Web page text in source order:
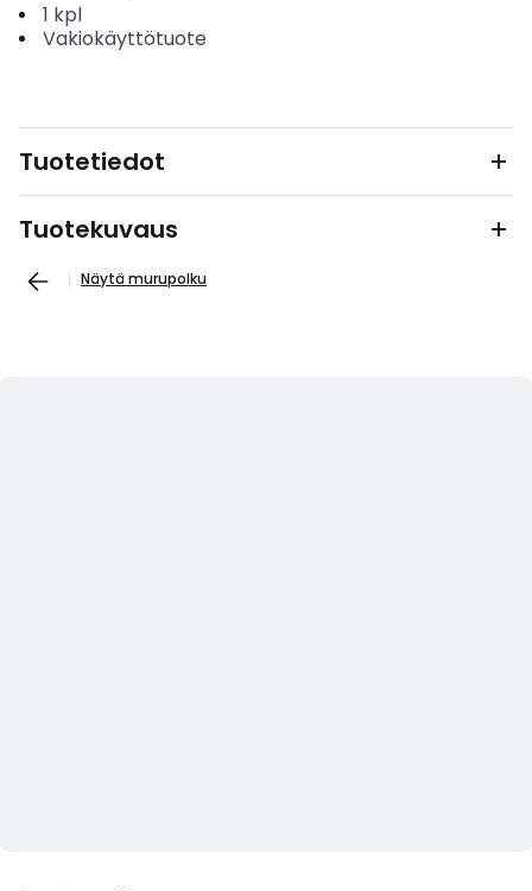
1 kpl
Vakiokäyttötuote
Tuotetiedot
Tuotekuvaus
Näytä murupolku